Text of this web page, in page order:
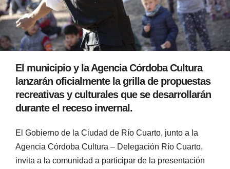
El municipio y la Agencia Córdoba Cultura
lanzarán oficialmente la grilla de propuestas
recreativas y culturales que se desarrollarán
durante el receso invernal.
El Gobierno de la Ciudad de Río Cuarto, junto a la
Agencia Córdoba Cultura – Delegación Río Cuarto,
invita a la comunidad a participar de la presentación